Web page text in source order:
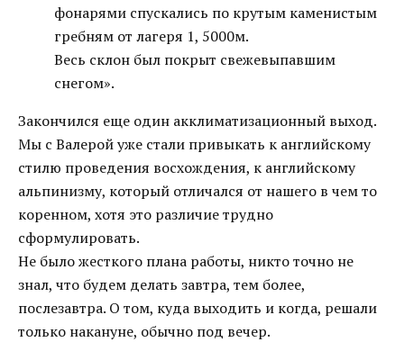
фонарями спускались по крутым каменистым
гребням от лагеря 1, 5000м.
Весь склон был покрыт свежевыпавшим
снегом».
Закончился еще один акклиматизационный выход.
Мы с Валерой уже стали привыкать к английскому
стилю проведения восхождения, к английскому
альпинизму, который отличался от нашего в чем то
коренном, хотя это различие трудно
сформулировать.
Не было жесткого плана работы, никто точно не
знал, что будем делать завтра, тем более,
послезавтра. О том, куда выходить и когда, решали
только накануне, обычно под вечер.